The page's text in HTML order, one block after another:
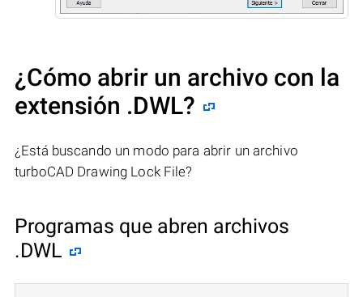
¿Cómo abrir un archivo con la
extensión .DWL?
¿Está buscando un modo para abrir un archivo
turboCAD Drawing Lock File?
Programas que abren archivos
.DWL